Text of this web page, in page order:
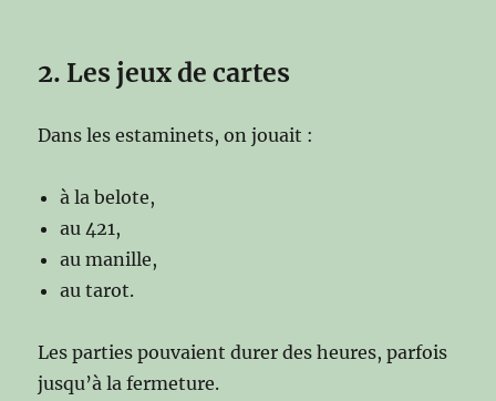
2. Les jeux de cartes
Dans les estaminets, on jouait :
à la belote,
au 421,
au manille,
au tarot.
Les parties pouvaient durer des heures, parfois
jusqu’à la fermeture.